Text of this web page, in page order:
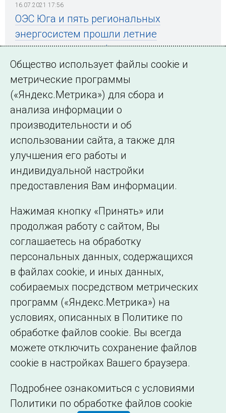
16.07.2021 17:56
ОЭС Юга и пять региональных
энергосистем прошли летние
максимумы потребления
← Все публикации
Подписаться на новости
©2005–2026 АО «СО ЕЭС»
Филиалы и
представительства
Сведения об
образовательной
организации
Общество использует файлы cookie и
метрические программы
(«Яндекс.Метрика») для сбора и
анализа информации о
производительности и об
использовании сайта, а также для
улучшения его работы и
индивидуальной настройки
предоставления Вам информации.
Нажимая кнопку «Принять» или
продолжая работу с сайтом, Вы
соглашаетесь на обработку
персональных данных, содержащихся
в файлах cookie, и иных данных,
собираемых посредством метрических
программ («Яндекс.Метрика») на
условиях, описанных в Политике по
обработке файлов cookie. Вы всегда
можете отключить сохранение файлов
cookie в настройках Вашего браузера.
Подробнее ознакомиться с условиями
Политики по обработке файлов cookie